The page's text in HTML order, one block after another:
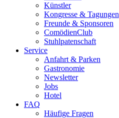
Künstler
Kongresse & Tagungen
Freunde & Sponsoren
ComödienClub
Stuhlpatenschaft
Service
Anfahrt & Parken
Gastronomie
Newsletter
Jobs
Hotel
FAQ
Häufige Fragen